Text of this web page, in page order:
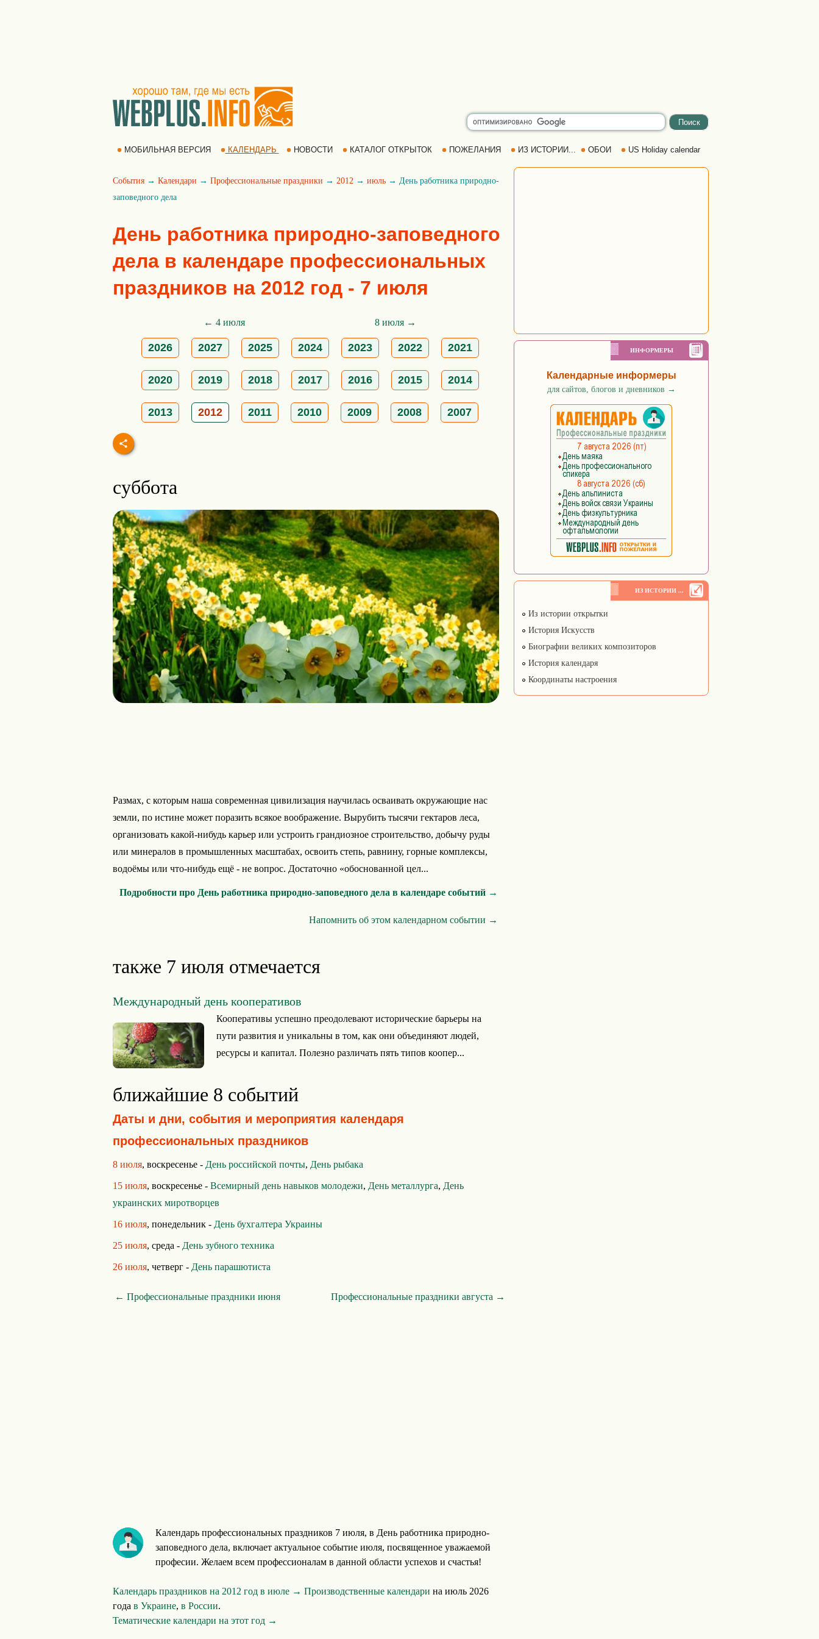
МОБИЛЬНАЯ ВЕРСИЯ КАЛЕНДАРЬ НОВОСТИ КАТАЛОГ ОТКРЫТОК ПОЖЕЛАНИЯ ИЗ ИСТОРИИ... ОБОИ US Holiday calendar
События → Календари → Профессиональные праздники → 2012 → июль → День работника природно-
заповедного дела
День работника природно-заповедного
дела в календаре профессиональных
праздников на 2012 год - 7 июля
← 4 июля 8 июля →
2026 2027 2025 2024 2023 2022 2021
2020 2019 2018 2017 2016 2015 2014
2013 2012 2011 2010 2009 2008 2007
суббота
Размах, с которым наша современная цивилизация научилась осваивать окружающие нас
земли, по истине может поразить всякое воображение. Вырубить тысячи гектаров леса,
организовать какой-нибудь карьер или устроить грандиозное строительство, добычу руды
или минералов в промышленных масштабах, освоить степь, равнину, горные комплексы,
водоёмы или что-нибудь ещё - не вопрос. Достаточно «обоснованной цел...
Подробности про День работника природно-заповедного дела в календаре событий →
Напомнить об этом календарном событии →
также 7 июля отмечается
Международный день кооперативов
Кооперативы успешно преодолевают исторические барьеры на
пути развития и уникальны в том, как они объединяют людей,
ресурсы и капитал. Полезно различать пять типов коопер...
ближайшие 8 событий
Даты и дни, события и мероприятия календаря
профессиональных праздников
8 июля, воскресенье - День российской почты, День рыбака
15 июля, воскресенье - Всемирный день навыков молодежи, День металлурга, День
украинских миротворцев
16 июля, понедельник - День бухгалтера Украины
25 июля, среда - День зубного техника
26 июля, четверг - День парашютиста
← Профессиональные праздники июня Профессиональные праздники августа →
Календарь профессиональных праздников 7 июля, в День работника природно-
заповедного дела, включает актуальное событие июля, посвященное уважаемой
професии. Желаем всем профессионалам в данной области успехов и счастья!
Календарь праздников на 2012 год в июле → Производственные календари на июль 2026
года в Украине, в России.
Тематические календари на этот год →
ИНФОРМЕРЫ
Календарные информеры
для сайтов, блогов и дневников →
ИЗ ИСТОРИИ ...
Из истории открытки
История Искусств
Биографии великих композиторов
История календаря
Координаты настроения